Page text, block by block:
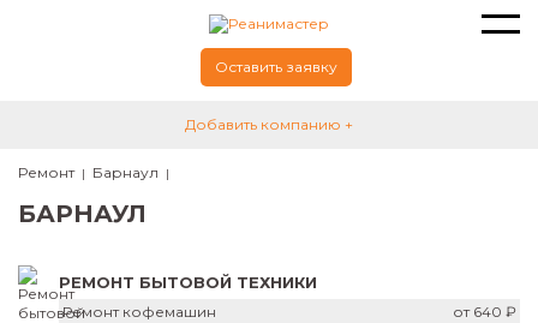
Оставить заявку
Добавить компанию +
Ремонт Барнаул
БАРНАУЛ
РЕМОНТ БЫТОВОЙ ТЕХНИКИ
Ремонт кофемашин
от 640 ₽